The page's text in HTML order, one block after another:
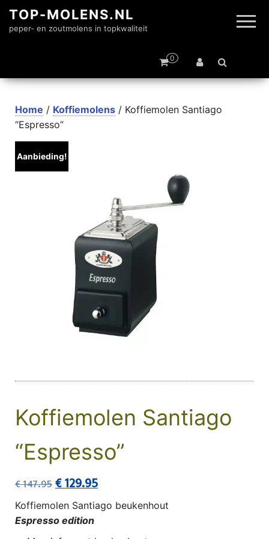
TOP-MOLENS.NL
peper- en zoutmolens in topkwaliteit
0
Home / Koffiemolens / Koffiemolen Santiago
“Espresso”
Aanbieding!
Koffiemolen Santiago
“Espresso”
€147.95 Oorspronkelijke prijs was: € 147.95.
€129.95Huidige prijs is: € 129.95.
Koffiemolen Santiago beukenhout
Espresso edition